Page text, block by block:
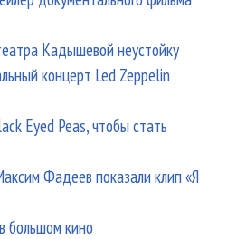
Кадышевой неустойку
концерт Led Zeppelin
Eyed Peas, чтобы стать
Фадеев показали клип «Я
большом кино